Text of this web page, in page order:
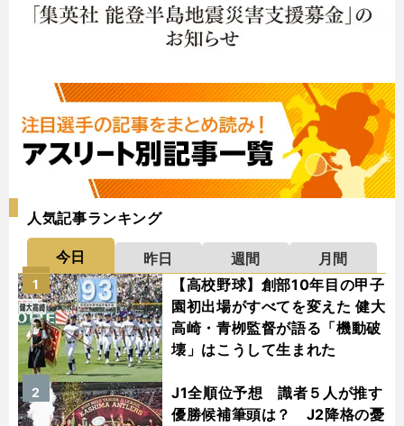
人気記事ランキング
今日 昨日 週間
月間
【高校野球】創部10年目の甲子
園初出場がすべてを変えた 健大
高崎・青栁監督が語る「機動破
壊」はこうして生まれた
1
J1全順位予想 識者５人が推す
優勝候補筆頭は？ J2降格の憂
2